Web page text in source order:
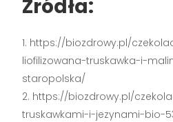
Źródła:
https://biozdrowy.pl/
liofilizowana-truskawka-i-
staropolska/
https://biozdrowy.pl/
truskawkami-i-jezynami-bio-